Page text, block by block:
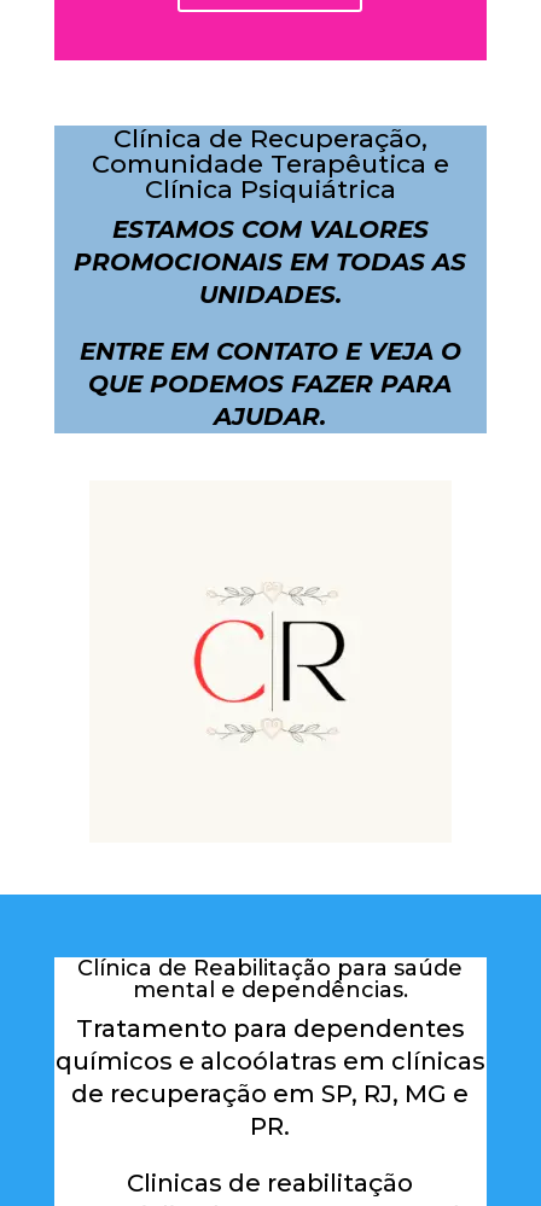
Clínica de Recuperação,
Comunidade Terapêutica e
Clínica Psiquiátrica
ESTAMOS COM VALORES
PROMOCIONAIS EM TODAS AS
UNIDADES.
ENTRE EM CONTATO E VEJA O
QUE PODEMOS FAZER PARA
AJUDAR.
Clínica de Reabilitação para saúde
mental e dependências.
Tratamento para dependentes
químicos e alcoólatras em clínicas
de recuperação em SP, RJ, MG e
PR.
Clinicas de reabilitação